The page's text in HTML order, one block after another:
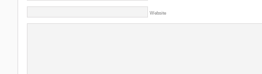
Website